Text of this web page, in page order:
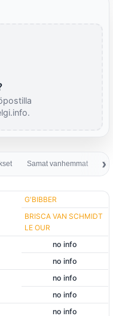
Samat vanhemmat
G'BIBBER
BRISCA VAN SCHMIDT
LE OUR
no info
no info
no info
no info
no info